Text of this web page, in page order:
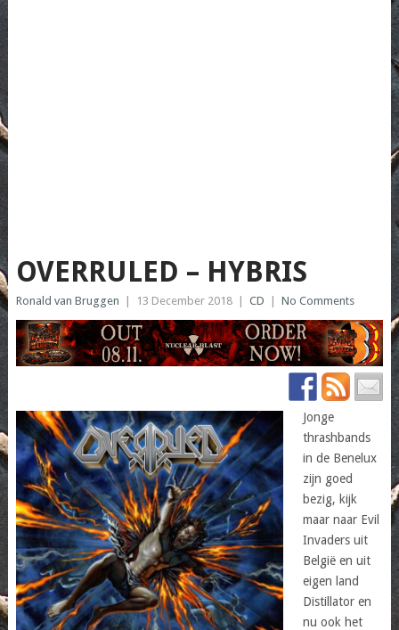
OVERRULED – HYBRIS
Ronald van Bruggen 13 December 2018 CD No Comments
Jonge
thrashbands
in de Benelux
zijn goed
bezig, kijk
maar naar Evil
Invaders uit
België en uit
eigen land
Distillator en
nu ook het